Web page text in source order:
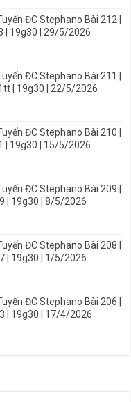
ĐC Stephano Bài 212 |
| 19g30 | 29/5/2026
ĐC Stephano Bài 211 |
| 19g30 | 22/5/2026
ĐC Stephano Bài 210 |
| 19g30 | 15/5/2026
ĐC Stephano Bài 209 |
| 19g30 | 8/5/2026
ĐC Stephano Bài 208 |
| 19g30 | 1/5/2026
ĐC Stephano Bài 206 |
| 19g30 | 17/4/2026